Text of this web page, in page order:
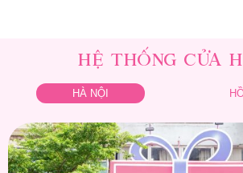
HỆ THỐNG CỬA
HÀ NỘI